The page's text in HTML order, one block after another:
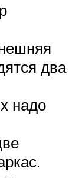
два
надо